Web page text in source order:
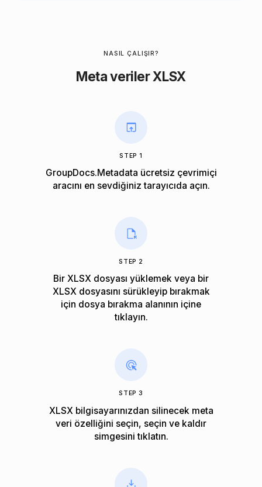
NASIL ÇALIŞIR?
Meta veriler XLSX
STEP 1
GroupDocs.Metadata ücretsiz çevrimiçi
aracını en sevdiğiniz tarayıcıda açın.
STEP 2
Bir XLSX dosyası yüklemek veya bir
XLSX dosyasını sürükleyip bırakmak
için dosya bırakma alanının içine
tıklayın.
STEP 3
XLSX bilgisayarınızdan silinecek meta
veri özelliğini seçin, seçin ve kaldır
simgesini tıklatın.